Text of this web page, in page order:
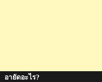
อายัดอะไร?